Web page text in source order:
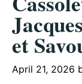
et
April 21, 2026